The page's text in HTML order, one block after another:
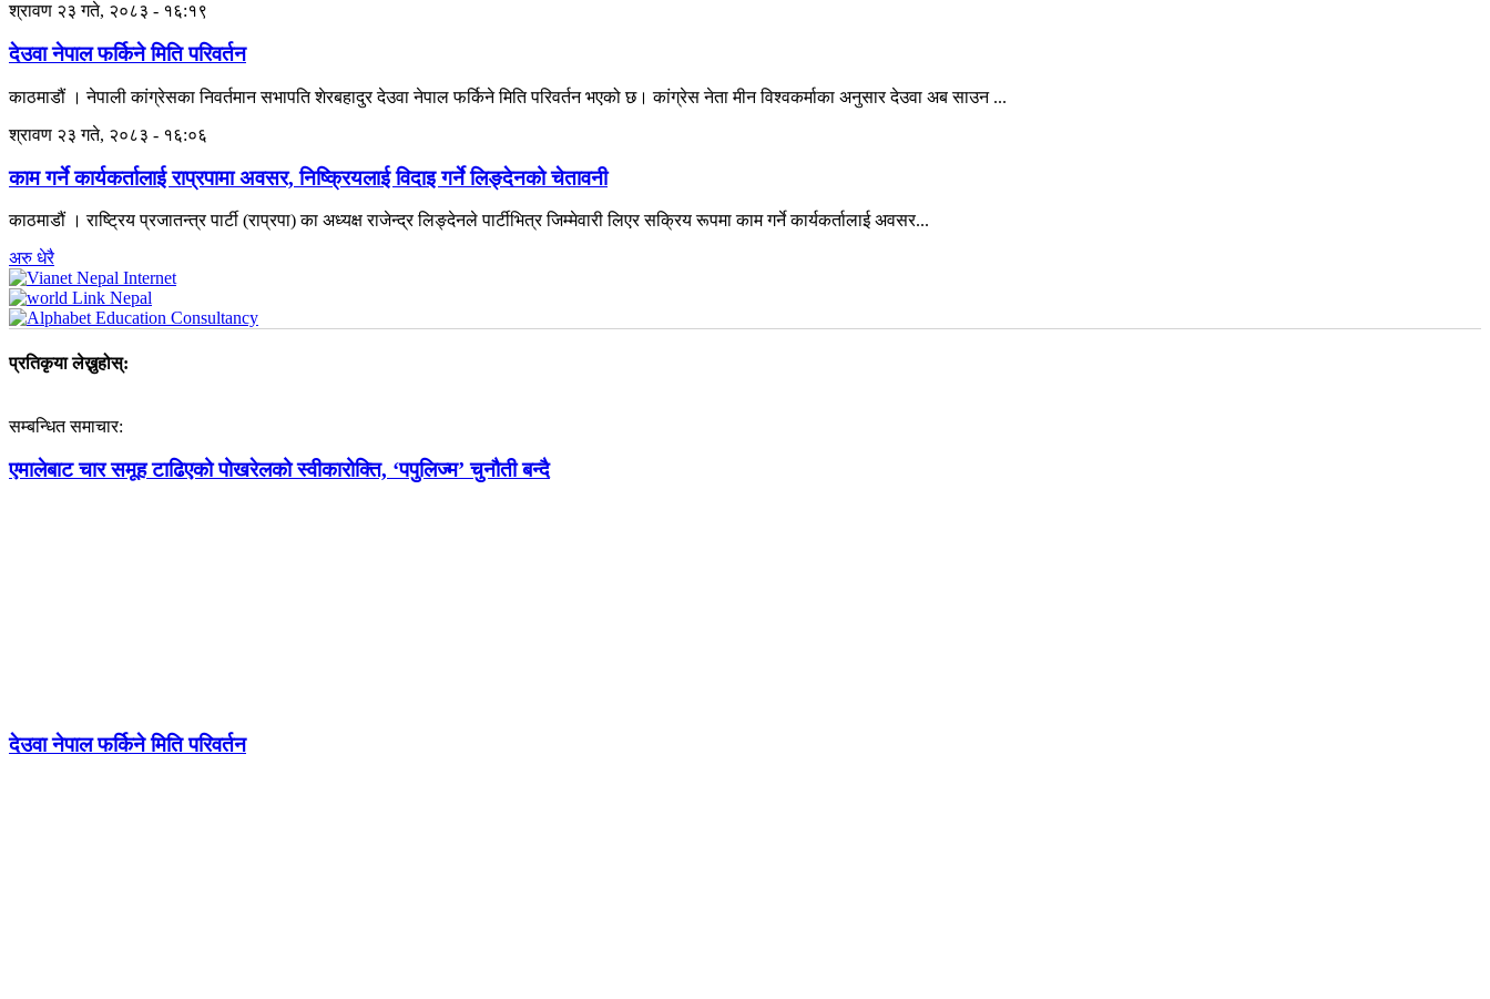
श्रावण २३ गते, २०८३ - १६:१९
देउवा नेपाल फर्किने मिति परिवर्तन
काठमाडौं । नेपाली कांग्रेसका निवर्तमान सभापति शेरबहादुर देउवा नेपाल फर्किने मिति परिवर्तन भएको छ। कांग्रेस नेता मीन विश्वकर्माका अनुसार देउवा अब साउन ...
श्रावण २३ गते, २०८३ - १६:०६
काम गर्ने कार्यकर्तालाई राप्रपामा अवसर, निष्क्रियलाई विदाइ गर्ने लिङ्देनको चेतावनी
काठमाडौं । राष्ट्रिय प्रजातन्त्र पार्टी (राप्रपा) का अध्यक्ष राजेन्द्र लिङ्देनले पार्टीभित्र जिम्मेवारी लिएर सक्रिय रूपमा काम गर्ने कार्यकर्तालाई अवसर...
अरु धेरै
प्रतिकृया लेख्नुहोस्:
सम्बन्धित समाचार:
एमालेबाट चार समूह टाढिएको पोखरेलको स्वीकारोक्ति, ‘पपुलिज्म’ चुनौती बन्दै
देउवा नेपाल फर्किने मिति परिवर्तन